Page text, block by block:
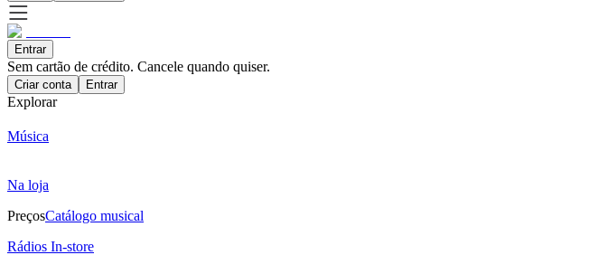
Entrar
Sem cartão de crédito. Cancele quando quiser.
Criar conta Entrar
Explorar
Música
Na loja
PreçosCatálogo musical
Rádios In-store